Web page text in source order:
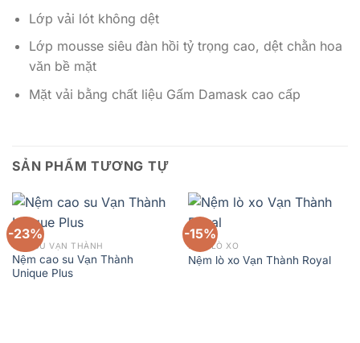
Lớp vải lót không dệt
Lớp mousse siêu đàn hồi tỷ trọng cao, dệt chằn hoa
văn bề mặt
Mặt vải bằng chất liệu Gấm Damask cao cấp
SẢN PHẨM TƯƠNG TỰ
-23%
CAO SU VẠN THÀNH
Nệm cao su Vạn Thành
Unique Plus
-15%
NỆM LÒ XO
Nệm lò xo Vạn Thành Royal